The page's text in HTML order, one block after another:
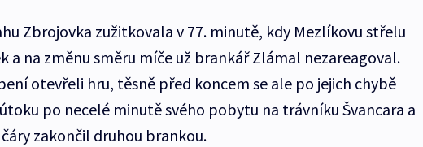
Zbrojovka zužitkovala v 77. minutě, kdy Mezlíkovu střelu
a na změnu směru míče už brankář Zlámal nezareagoval.
otevřeli hru, těsně před koncem se ale po jejich chybě
po necelé minutě svého pobytu na trávníku Švancara a
zakončil druhou brankou.